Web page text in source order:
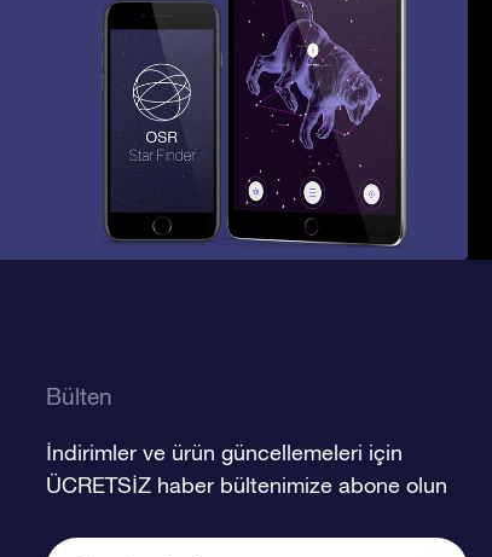
Bülten
İndirimler ve ürün güncellemeleri için
ÜCRETSİZ haber bültenimize abone olun